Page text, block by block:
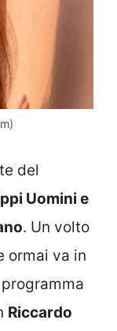
del
Uomini e
. Un volto
ormai va in
Riccardo